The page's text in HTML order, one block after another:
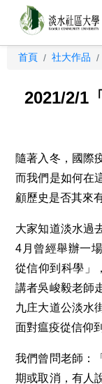
首頁 / 社大作品 /
2021/2/1
隨著入冬，國際
而我們是如何在
顧歷史是否其來
大家知道淡水過
4月曾經舉辦一
從信仰到科學」
講者吳峻毅老師
九庄大道公淡水
面對瘟疫從信仰
我們曾問老師：
期或取消，有人